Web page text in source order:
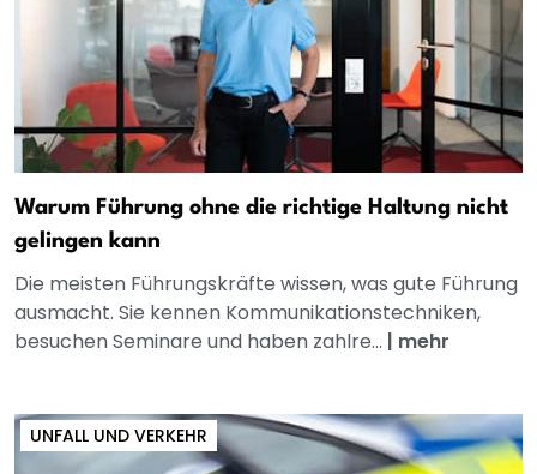
Warum Führung ohne die richtige Haltung nicht
gelingen kann
Die meisten Führungskräfte wissen, was gute Führung
ausmacht. Sie kennen Kommunikationstechniken,
besuchen Seminare und haben zahlre... | mehr
UNFALL UND VERKEHR